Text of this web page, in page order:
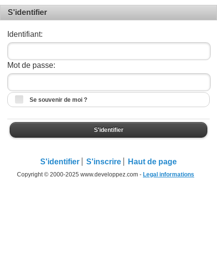
S'identifier
Identifiant:
Mot de passe:
Se souvenir de moi ?
S'identifier
S'identifier S'inscrire Haut de page
Copyright © 2000-2025 www.developpez.com - Legal informations